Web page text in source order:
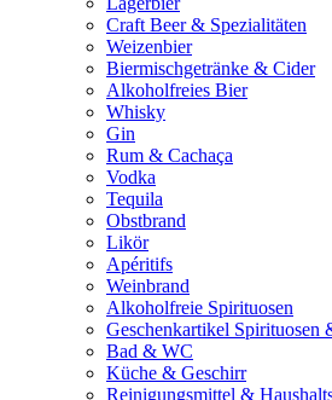
Craft Beer & Spezialitäten
Weizenbier
Biermischgetränke & Cider
Alkoholfreies Bier
Whisky
Gin
Rum & Cachaça
Vodka
Tequila
Obstbrand
Likör
Apéritifs
Weinbrand
Alkoholfreie Spirituosen
Geschenkartikel Spirituosen
Bad & WC
Küche & Geschirr
Reinigungsmittel &